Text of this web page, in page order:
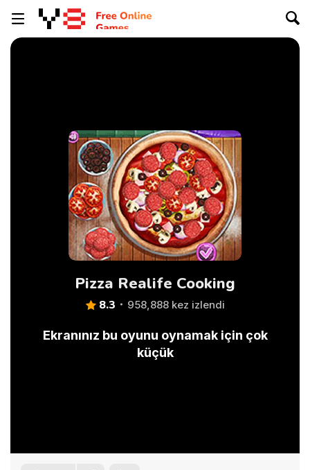
Pizza Realife Cooking
8.3 958,888 kez izlendi
Ekranınız bu oyunu oynamak için çok
küçük